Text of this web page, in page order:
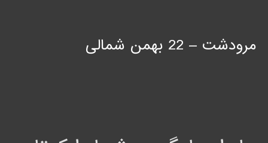
مرودشت – 22 بهمن شمالی